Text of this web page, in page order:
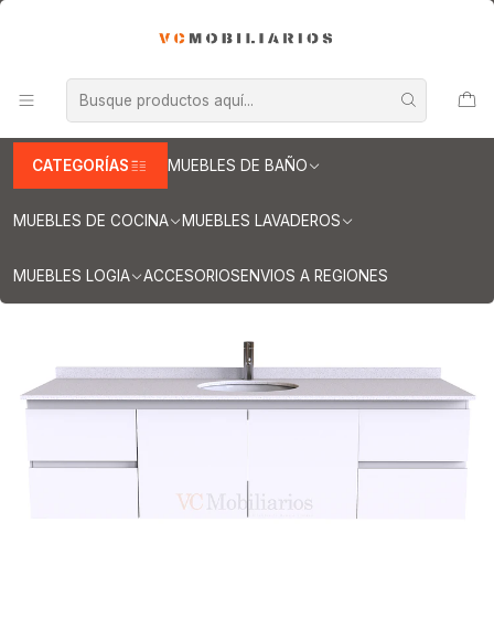
CATEGORÍAS MUEBLES DE BAÑO
MUEBLES DE COCINA MUEBLES LAVADEROS
MUEBLES LOGIA ACCESORIOSENVIOS A REGIONES
Muebles vanitorio aereo - simple
Mueble vanitorios aereo - simple de cuarzo
Muebles vanitorios aereo simple cuarzo / 170 cm
Mueble Vanitorio aereo simple de 170 cm M2-1708 / Blanco